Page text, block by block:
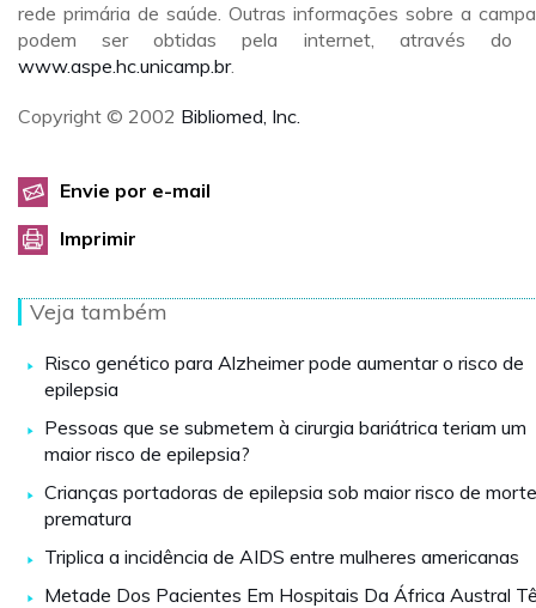
rede primária de saúde. Outras informações sobre a
podem ser obtidas pela internet, através do
www.aspe.hc.unicamp.br.
Copyright © 2002 Bibliomed, Inc.
Envie por e-mail
Imprimir
Veja também
Risco genético para Alzheimer pode aumentar o risco de
epilepsia
Pessoas que se submetem à cirurgia bariátrica teriam um
maior risco de epilepsia?
Crianças portadoras de epilepsia sob maior risco de morte
prematura
Triplica a incidência de AIDS entre mulheres americanas
Metade Dos Pacientes Em Hospitais Da África Austral